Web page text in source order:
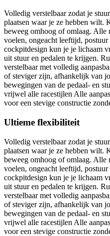
Volledig verstelbaar zodat je
plaatsen waar je ze hebben wilt.
beweeg omhoog of omlaag. Alle
voelen, ongeacht leeftijd,
cockpitdesign kun je je lichaam
uit stuur en pedalen te krijgen.
verstelbaar met volledig
of steviger zijn, afhankelijk van
bewegingen van de pedaal- en
vrijwel alle racestijlen Alle
voor een stevige constructie
Ultieme flexibiliteit
Volledig verstelbaar zodat je
plaatsen waar je ze hebben wilt.
beweeg omhoog of omlaag. Alle
voelen, ongeacht leeftijd,
cockpitdesign kun je je lichaam
uit stuur en pedalen te krijgen.
verstelbaar met volledig
of steviger zijn, afhankelijk van
bewegingen van de pedaal- en
vrijwel alle racestijlen Alle
voor een stevige constructie